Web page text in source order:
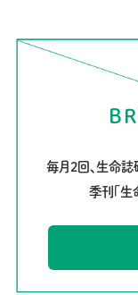
毎月2回、生命誌
季刊「生